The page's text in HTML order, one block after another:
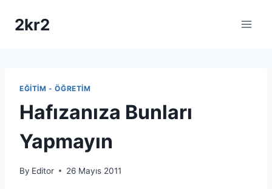
2kr2
EĞITIM - ÖĞRETIM
Hafızanıza Bunları
Yapmayın
By Editor 26 Mayıs 2011